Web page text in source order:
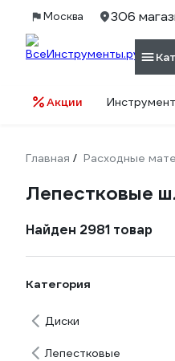
Москва 306
Акции Инструмент
Главная / Расходные
Лепестковые
Найден 2981 товар
Категория
Диски
Лепестковые